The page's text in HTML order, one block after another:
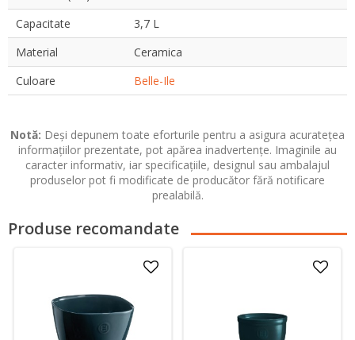
Capacitate
3,7 L
Material
Ceramica
Culoare
Belle-Ile
Notă: Deși depunem toate eforturile pentru a asigura acuratețea
informațiilor prezentate, pot apărea inadvertențe. Imaginile au
caracter informativ, iar specificațiile, designul sau ambalajul
produselor pot fi modificate de producător fără notificare
prealabilă.
Produse recomandate